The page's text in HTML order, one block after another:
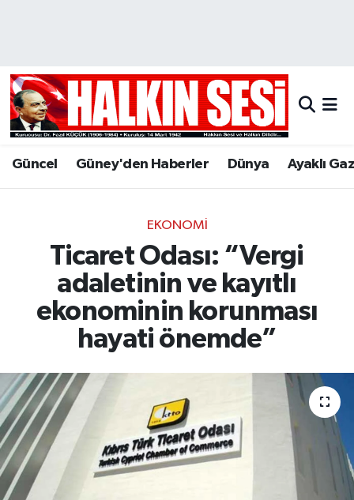
Güncel Güney'den Haberler Dünya Ayaklı
EKONOMI
Ticaret Odası: “Vergi
adaletinin ve kayıtlı
ekonominin korunması
hayati önemde”
Hava Durumu
Trafik Durumu
Son Dakika Haberleri
Haber Arşivi